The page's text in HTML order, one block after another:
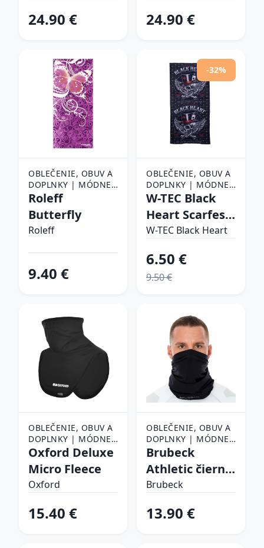
24.90 € 24.90 €
OBLEČENIE, OBUV A
DOPLNKY | MÓDNE
DOPLNKY | ŠATKY,
ŠATKY
Roleff
Butterfly
Roleff
9.40 €
-32%
OBLEČENIE, OBUV A
DOPLNKY | MÓDNE
DOPLNKY | ŠATKY,
ŠATKY
W-TEC Black
Heart Scarfest
Wings Skull
W-TEC Black Heart
6.50 €
9.50 €
OBLEČENIE, OBUV A
DOPLNKY | MÓDNE
DOPLNKY | ŠATKY,
ŠATKY
Oxford Deluxe
Micro Fleece
Oxford
15.40 €
OBLEČENIE, OBUV A
DOPLNKY | MÓDNE
DOPLNKY | ŠATKY,
ŠATKY
Brubeck
Athletic čierna
- L/XL
Brubeck
13.90 €